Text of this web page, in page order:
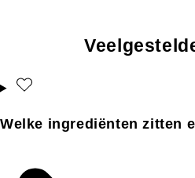
Welke ingrediënten zitten